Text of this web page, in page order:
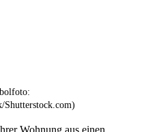
Shutterstock.com)
Wohnung aus einen